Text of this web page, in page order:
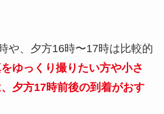
や、夕方16時〜17時は比較的
ゆっくり撮りたい方や小さ
夕方17時前後の到着がおす